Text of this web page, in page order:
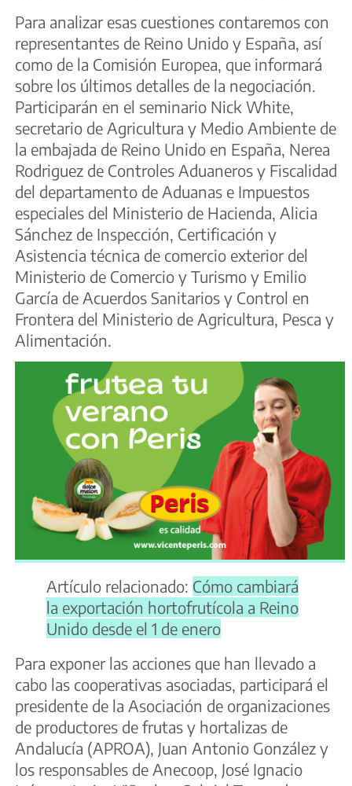
Para analizar esas cuestiones contaremos con
representantes de Reino Unido y España, así
como de la Comisión Europea, que informará
sobre los últimos detalles de la negociación.
Participarán en el seminario Nick White,
secretario de Agricultura y Medio Ambiente de
la embajada de Reino Unido en España, Nerea
Rodriguez de Controles Aduaneros y Fiscalidad
del departamento de Aduanas e Impuestos
especiales del Ministerio de Hacienda, Alicia
Sánchez de Inspección, Certificación y
Asistencia técnica de comercio exterior del
Ministerio de Comercio y Turismo y Emilio
García de Acuerdos Sanitarios y Control en
Frontera del Ministerio de Agricultura, Pesca y
Alimentación.
Artículo relacionado: Cómo cambiará
la exportación hortofrutícola a Reino
Unido desde el 1 de enero
Para exponer las acciones que han llevado a
cabo las cooperativas asociadas, participará el
presidente de la Asociación de organizaciones
de productores de frutas y hortalizas de
Andalucía (APROA), Juan Antonio González y
los responsables de Anecoop, José Ignacio